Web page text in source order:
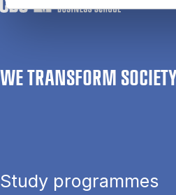
WE TRANSFORM
Study programmes